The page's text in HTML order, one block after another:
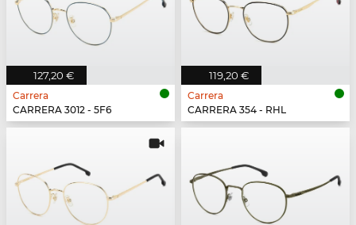
127,20 €
Carrera
CARRERA 3012 - 5F6
119,20 €
Carrera
CARRERA 354 - RHL